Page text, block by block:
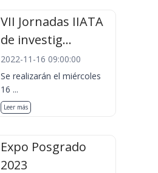
VII Jornadas IIATA
de investig...
2022-11-16 09:00:00
Se realizarán el miércoles
16 ...
Leer más
Expo Posgrado
2023